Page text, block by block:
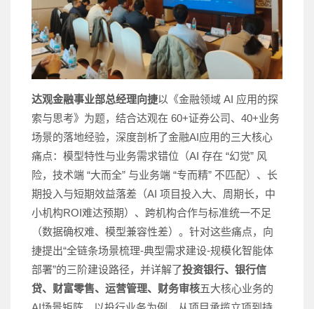
达观金融事业部总经理向捷以《金融领域 AI 应用的探
索与思考》为题，结合达观在 60+证券公司、40+业务
场景的落地经验，深度剖析了金融AI应用的三大核心
痛点：模型特性与业务需求错位（AI 存在 “幻觉” 风
险，技术端 “大而全” 与业务端 “专而精” 不匹配）、长
期投入与短期效益落差（AI 项目投入大、周期长，中
小机构ROI难达预期）、跨机构合作与标准统一不足
（数据确权难、模型兼容性差）。针对这些痛点，向
捷提出“全链条场景梳理-典型需求建设-规模化智能体
部署”的三阶建设路径，并详解了投资银行、银行信
贷、财富零售、运营管理、财务审核五大核心业务的